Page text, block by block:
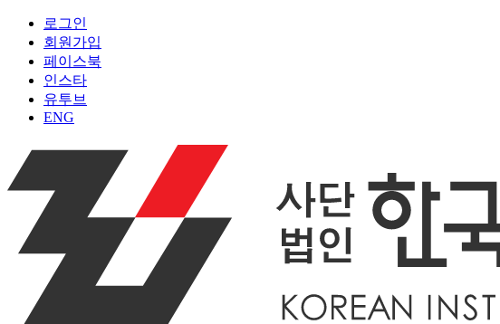
로그인
회원가입
페이스북
인스타
유투브
ENG